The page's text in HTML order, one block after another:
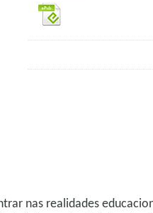
nas realidades